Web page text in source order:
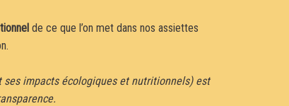
de ce que l’on met dans nos assiettes
ses impacts écologiques et nutritionnels) est